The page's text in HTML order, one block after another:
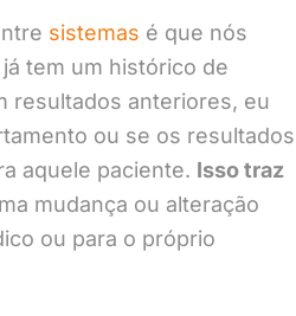
sistemas é que nós
tem um histórico de
resultados anteriores, eu
ou se os resultados
aquele paciente. Isso traz
mudança ou alteração
ou para o próprio